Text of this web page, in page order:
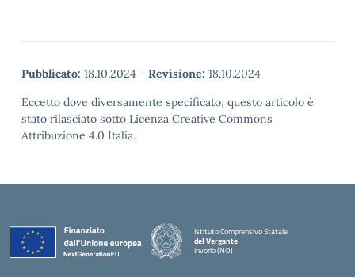
Pubblicato: 18.10.2024 - Revisione: 18.10.2024
Eccetto dove diversamente specificato, questo articolo è
stato rilasciato sotto Licenza Creative Commons
Attribuzione 4.0 Italia.
Istituto Comprensivo Statale
del Vergante
Invorio (NO)